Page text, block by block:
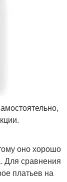
оно хорошо
Для сравнения
платьев на